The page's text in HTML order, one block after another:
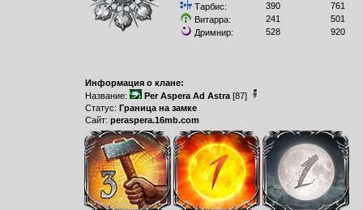
Тарбис:
390
761
Витарра:
241
501
Дримнир:
528 920
Информация о клане:
Название:
Per Aspera Ad Astra[87]
Статус: Граница на замке
Сайт: peraspera.16mb.com